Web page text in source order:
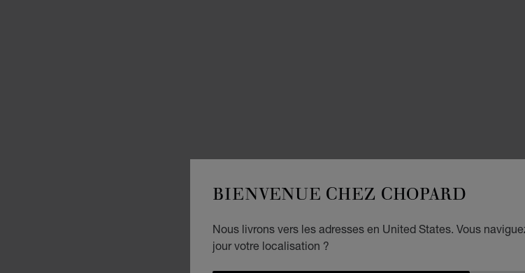
BIENVENUE CHEZ CHOPARD
Nous livrons vers les adresses en United States. Vous
jour votre localisation ?